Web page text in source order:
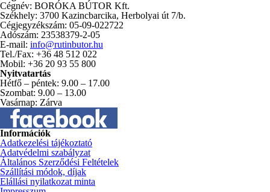
Cégnév: BORÓKA BÚTOR Kft.
Székhely: 3700 Kazincbarcika, Herbolyai út 7/b.
Cégjegyzékszám: 05-09-022722
Adószám: 23538379-2-05
E-mail: info@rutinbutor.hu
Tel./Fax: +36 48 512 022
Mobil: +36 20 93 55 800
Nyitvatartás
Hétfő – péntek: 9.00 – 17.00
Szombat: 9.00 – 13.00
Vasárnap: Zárva
Információk
Adatkezelési tájékoztató
Adatvédelmi szabályzat
Általános Szerződési Feltételek
Szállítási módok, díjak
Elállási nyilatkozat minta